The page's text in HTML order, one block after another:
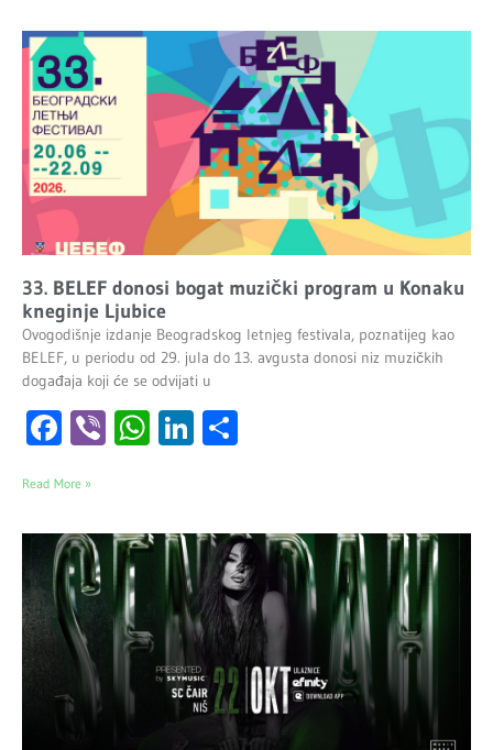
33. BELEF donosi bogat muzički program u Konaku
kneginje Ljubice
Ovogodišnje izdanje Beogradskog letnjeg festivala, poznatijeg kao
BELEF, u periodu od 29. jula do 13. avgusta donosi niz muzičkih
događaja koji će se odvijati u
Facebook
ViberWhatsApp
LinkedIn
Read More »